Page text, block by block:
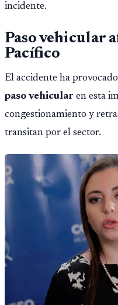
incidente.
Paso vehicular
Pacífico
El accidente ha
paso vehicular en esta
congestionamiento y
transitan por el sector.